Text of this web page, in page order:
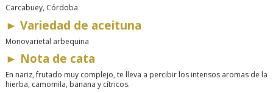
Carcabuey, Córdoba
► Variedad de aceituna
Monovarietal arbequina
► Nota de cata
En nariz, frutado muy complejo, te lleva a percibir los intensos aromas de la
hierba, camomila, banana y cítricos.